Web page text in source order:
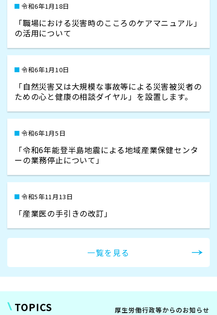
令和6年1月18日
「職場における災害時のこころのケアマニュアル」
の活用について
令和6年1月10日
「自然災害又は大規模な事故等による災害被災者の
ための心と健康の相談ダイヤル」を設置します。
令和6年1月5日
「令和6年能登半島地震による地域産業保健センタ
ーの業務停止について」
令和5年11月13日
「産業医の手引きの改訂」
一覧を見る
TOPICS 厚生労働行政等からのお知らせ